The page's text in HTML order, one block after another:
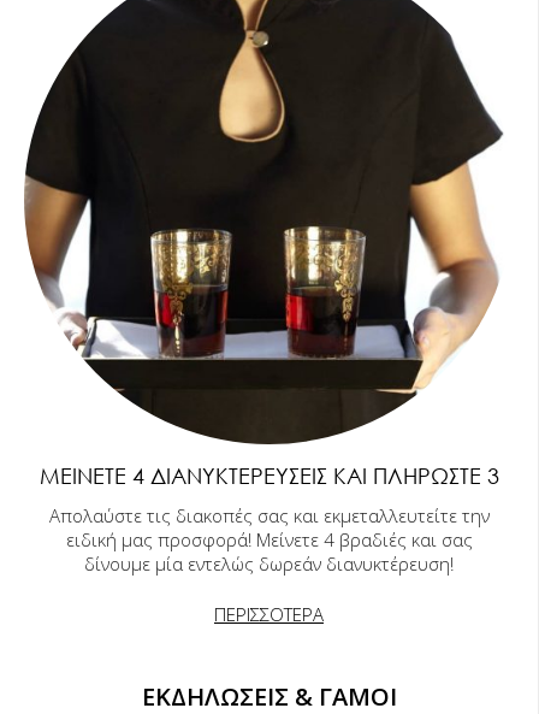
ΜΕΊΝΕΤΕ 4 ΔΙΑΝΥΚΤΕΡΕΎΣΕΙΣ ΚΑΙ ΠΛΗΡΏΣΤΕ 3
Απολαύστε τις διακοπές σας και εκμεταλλευτείτε την
ειδική μας προσφορά! Μείνετε 4 βραδιές και σας
δίνουμε μία εντελώς δωρεάν διανυκτέρευση!
ΠΕΡΙΣΣΟΤΕΡΑ
ΕΚΔΗΛΩΣΕΙΣ & ΓΑΜΟΙ